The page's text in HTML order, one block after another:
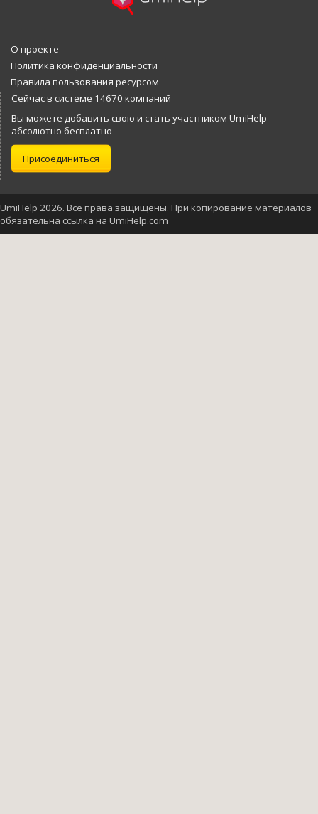
О проекте
Политика конфиденциальности
Правила пользования ресурсом
Сейчас в системе 14670 компаний
Вы можете добавить свою и стать участником UmiHelp
абсолютно бесплатно
Присоединиться
UmiHelp 2026. Все права защищены. При копирование материалов
обязательна ссылка на UmiHelp.com